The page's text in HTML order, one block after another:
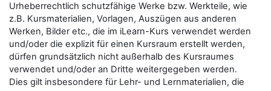
Urheberrechtlich schutzfähige Werke bzw. Werkteile, wie
z.B. Kursmaterialien, Vorlagen, Auszügen aus anderen
Werken, Bilder etc., die im iLearn-Kurs verwendet werden
und/oder die explizit für einen Kursraum erstellt werden,
dürfen grundsätzlich nicht außerhalb des Kursraumes
verwendet und/oder an Dritte weitergegeben werden.
Dies gilt insbesondere für Lehr- und Lernmaterialien, die